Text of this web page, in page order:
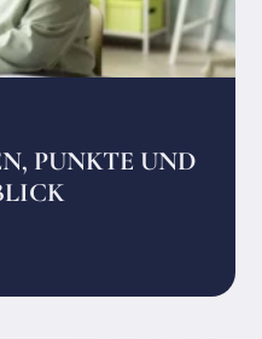
PUNKTE UND